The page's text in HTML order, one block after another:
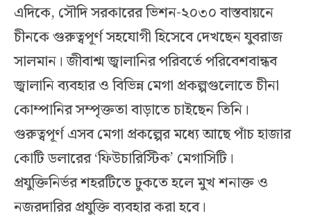
এদিকে, সৌদি সরকারের ভিশন-২০৩০ বাস্তবায়নে
চীনকে গুরুত্বপূর্ণ সহযোগী হিসেবে দেখছেন যুবরাজ
সালমান। জীবাশ্ম জ্বালানির পরিবর্তে পরিবেশবান্ধব
জ্বালানি ব্যবহার ও বিভিন্ন মেগা প্রকল্পগুলোতে চীনা
কোম্পানির সম্পৃক্ততা বাড়াতে চাইছেন তিনি।
গুরুত্বপূর্ণ এসব মেগা প্রকল্পের মধ্যে আছে পাঁচ হাজার
কোটি ডলারের ‘ফিউচারিস্টিক’ মেগাসিটি।
প্রযুক্তিনির্ভর শহরটিতে ঢুকতে হলে মুখ শনাক্ত ও
নজরদারির প্রযুক্তি ব্যবহার করা হবে।